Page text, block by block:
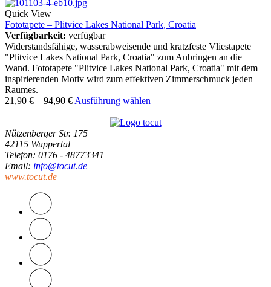
Quick View
Fototapete – Plitvice Lakes National Park, Croatia
Verfügbarkeit: verfügbar
Widerstandsfähige, wasserabweisende und kratzfeste Vliestapete
"Plitvice Lakes National Park, Croatia" zum Anbringen an die
Wand. Fototapete "Plitvice Lakes National Park, Croatia" mit dem
inspirierenden Motiv wird zum effektiven Zimmerschmuck jeden
Raumes.
21,90 € – 94,90 € Ausführung wählen
Nützenberger Str. 175
42115 Wuppertal
Telefon: 0176 - 48773341
Email: info@tocut.de
www.tocut.de